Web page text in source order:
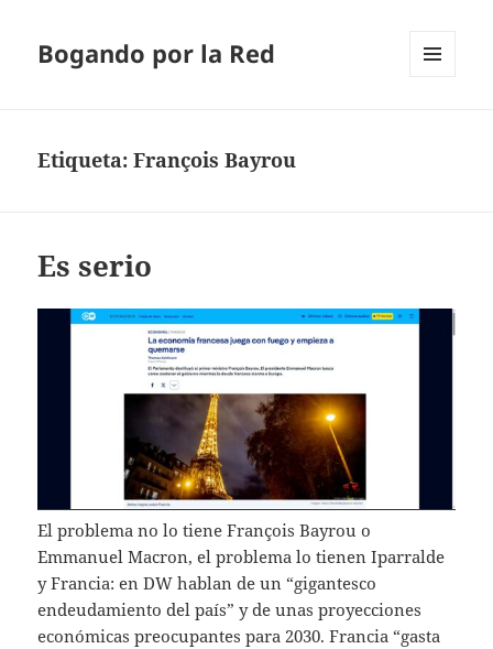
Bogando por la Red
Etiqueta:François Bayrou
Es serio
El problema no lo tiene François Bayrou o
Emmanuel Macron, el problema lo tienen Iparralde
y Francia: en DW hablan de un “gigantesco
endeudamiento del país” y de unas proyecciones
económicas preocupantes para 2030. Francia “gasta